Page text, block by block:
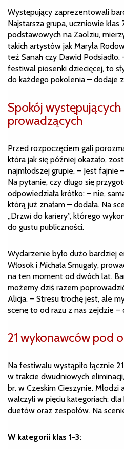
Występujący zaprezentowali
Najstarsza grupa, uczniowie klas
podstawowych na Zaolziu,
takich artystów jak Maryla
też Sanah czy Dawid
festiwal piosenki dziecięcej, to
do każdego pokolenia – dodaje
Spokój
prowadzących
Przed rozpoczęciem gali
która jak się później okazało,
najmłodszej grupie. – Jest fajnie
Na pytanie, czy długo się
odpowiedziała krótko: – nie,
którą już znałam – dodała. Na
„Drzwi do kariery”, którego
do gustu publiczności.
Wydarzenie było dużo bardziej
Włosok i Michała Smugały,
na ten moment od dwóch lat.
możemy dziś razem
Alicja. – Stresu trochę jest, ale
scenę to od razu z nas zejdzie –
21 wykonawców pod
Na festiwalu wystąpiło łącznie
w trakcie dwudniowych
br. w Czeskim Cieszynie.
walczyli w pięciu kategoriach:
duetów oraz zespołów. Na
W kategorii klas 1-3: